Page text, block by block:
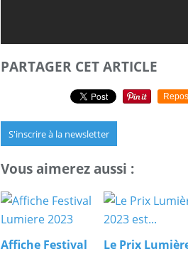
PARTAGER CET ARTICLE
S'inscrire à la newsletter
Vous aimerez aussi :
Affiche Festival
Le Prix